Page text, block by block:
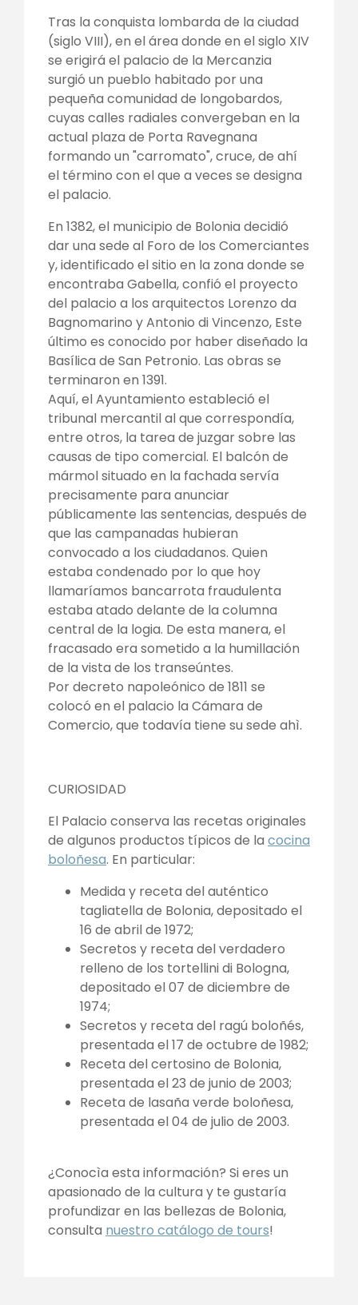
Tras la conquista lombarda de la ciudad
(siglo VIII), en el área donde en el siglo XIV
se erigirá el palacio de la Mercanzia
surgió un pueblo habitado por una
pequeña comunidad de longobardos,
cuyas calles radiales convergeban en la
actual plaza de Porta Ravegnana
formando un "carromato", cruce, de ahí
el término con el que a veces se designa
el palacio.
En 1382, el municipio de Bolonia decidió
dar una sede al Foro de los Comerciantes
y, identificado el sitio en la zona donde se
encontraba Gabella, confió el proyecto
del palacio a los arquitectos Lorenzo da
Bagnomarino y Antonio di Vincenzo, Este
último es conocido por haber diseñado la
Basílica de San Petronio. Las obras se
terminaron en 1391.
Aquí, el Ayuntamiento estableció el
tribunal mercantil al que correspondía,
entre otros, la tarea de juzgar sobre las
causas de tipo comercial. El balcón de
mármol situado en la fachada servía
precisamente para anunciar
públicamente las sentencias, después de
que las campanadas hubieran
convocado a los ciudadanos. Quien
estaba condenado por lo que hoy
llamaríamos bancarrota fraudulenta
estaba atado delante de la columna
central de la logia. De esta manera, el
fracasado era sometido a la humillación
de la vista de los transeúntes.
Por decreto napoleónico de 1811 se
colocó en el palacio la Cámara de
Comercio, que todavía tiene su sede ahì.
CURIOSIDAD
El Palacio conserva las recetas originales
de algunos productos típicos de la cocina
boloñesa. En particular:
Medida y receta del auténtico
tagliatella de Bolonia, depositado el
16 de abril de 1972;
Secretos y receta del verdadero
relleno de los tortellini di Bologna,
depositado el 07 de diciembre de
1974;
Secretos y receta del ragú boloñés,
presentada el 17 de octubre de 1982;
Receta del certosino de Bolonia,
presentada el 23 de junio de 2003;
Receta de lasaña verde boloñesa,
presentada el 04 de julio de 2003.
¿Conocìa esta información? Si eres un
apasionado de la cultura y te gustaría
profundizar en las bellezas de Bolonia,
consulta nuestro catálogo de tours!